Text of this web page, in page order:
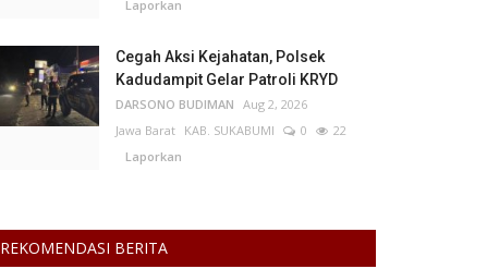
Laporkan
Cegah Aksi Kejahatan, Polsek
Kadudampit Gelar Patroli KRYD
DARSONO BUDIMAN Aug 2, 2026
Jawa Barat KAB. SUKABUMI 0
22
Laporkan
REKOMENDASI BERITA